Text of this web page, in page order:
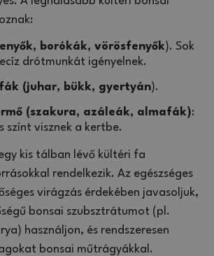
borókák, vörösfenyők). Sok
drótmunkát igényelnek.
(juhar, bükk, gyertyán).
(szakura, azáleák, almafák):
színt visznek a kertbe.
kis tálban lévő kültéri fa
rendelkezik. Az egészséges
virágzás érdekében javasoljuk,
bonsai szubsztrátumot (pl.
használjon, és rendszeresen
bonsai műtrágyákkal.